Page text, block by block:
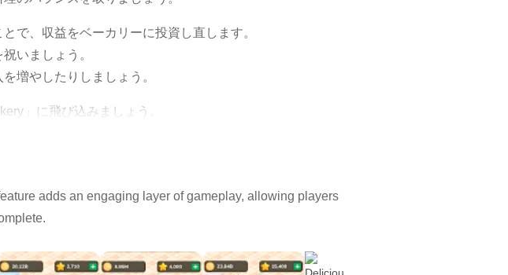
で、収益をベーカリーに投資し直します。
いましょう。
増やしたりしましょう。
」に飛び込みましょう。
きましょう！
adds an engaging layer of gameplay, allowing players